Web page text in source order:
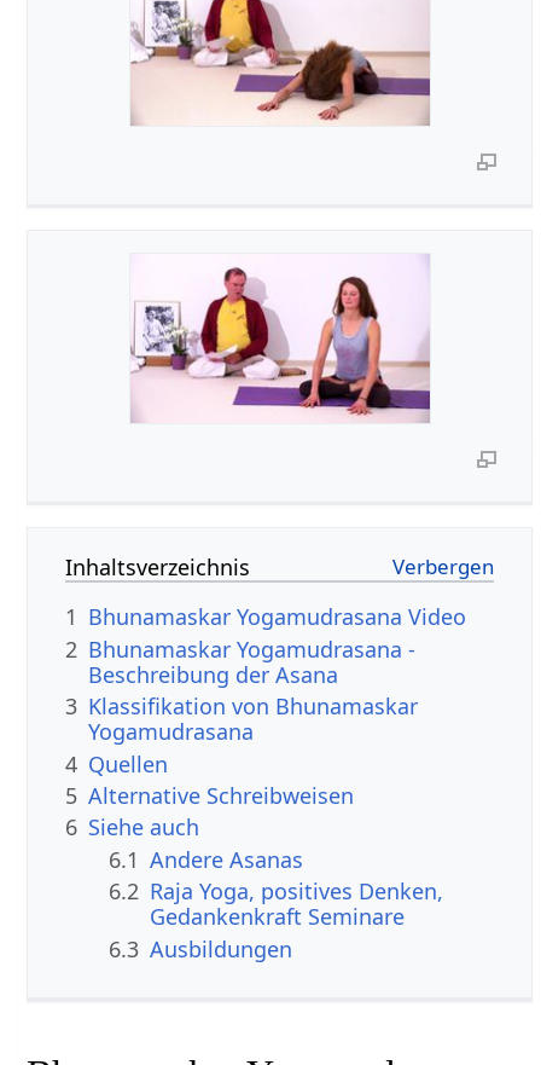
Inhaltsverzeichnis
1 Bhunamaskar Yogamudrasana Video
2 Bhunamaskar Yogamudrasana -
Beschreibung der Asana
3 Klassifikation von Bhunamaskar
Yogamudrasana
4 Quellen
5 Alternative Schreibweisen
6 Siehe auch
6.1 Andere Asanas
6.2 Raja Yoga, positives Denken,
Gedankenkraft Seminare
6.3 Ausbildungen